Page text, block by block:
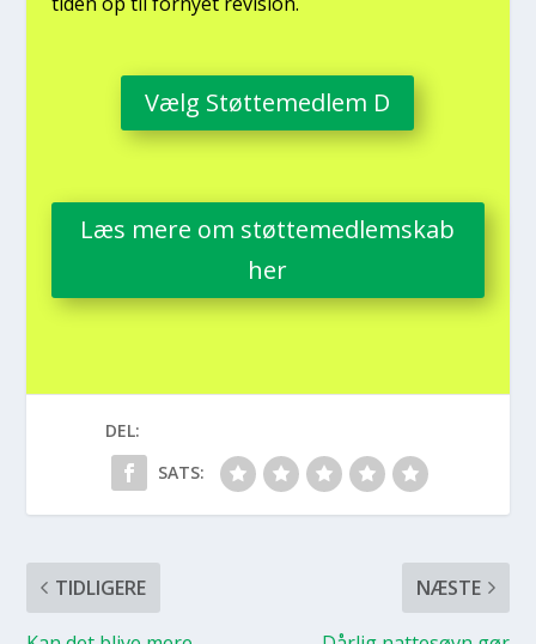
Vælg Støt­te­med­lem D
Læs mere om støt­te­med­lem­skab
her
DEL:
SATS:
TIDLIGERE NÆSTE